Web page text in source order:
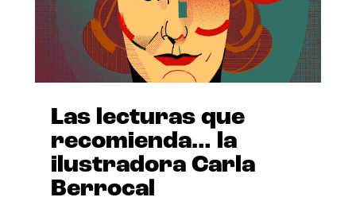
Las lecturas que
recomienda… la
ilustradora Carla
Berrocal